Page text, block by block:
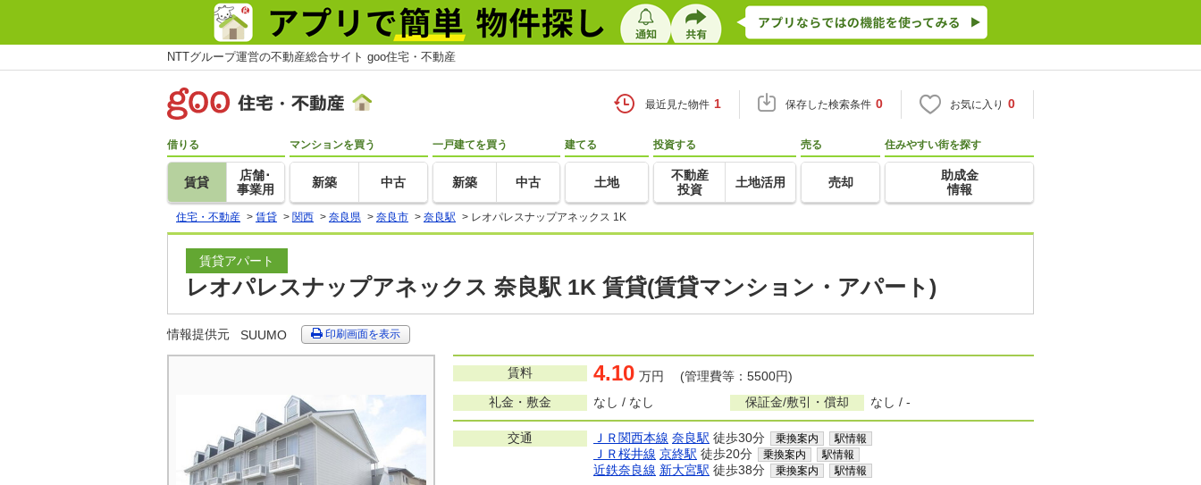
NTTグループ運営の不動産総合サイト goo住宅・不動産
最近見た物件 1 保存した検索条件 0 お気に入り 0
借りる
賃貸
店舗･
事業用
マンションを買う
新築 中古
一戸建てを買う
新築 中古
建てる
土地
投資する
不動産
投資
土地活用
売る
売却
住みやすい街を探す
助成金
情報
住宅・不動産 > 賃貸 > 関西 > 奈良県 > 奈良市 > 奈良駅 > レオパレスナップアネックス 1K
賃貸アパート
レオパレスナップアネックス 奈良駅 1K 賃貸(賃貸マンション・アパート)
情報提供元 SUUMO 印刷画面を表示
賃料 4.10 万円 (管理費等：5500円)
礼金・敷金
なし / なし 保証金/敷引・償却 なし / -
交通 ＪＲ関西本線 奈良駅 徒歩30分 乗換案内 駅情報
ＪＲ桜井線 京終駅 徒歩20分 乗換案内 駅情報
近鉄奈良線 新大宮駅 徒歩38分 乗換案内 駅情報